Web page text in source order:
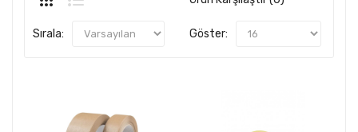
Sırala: Göster: